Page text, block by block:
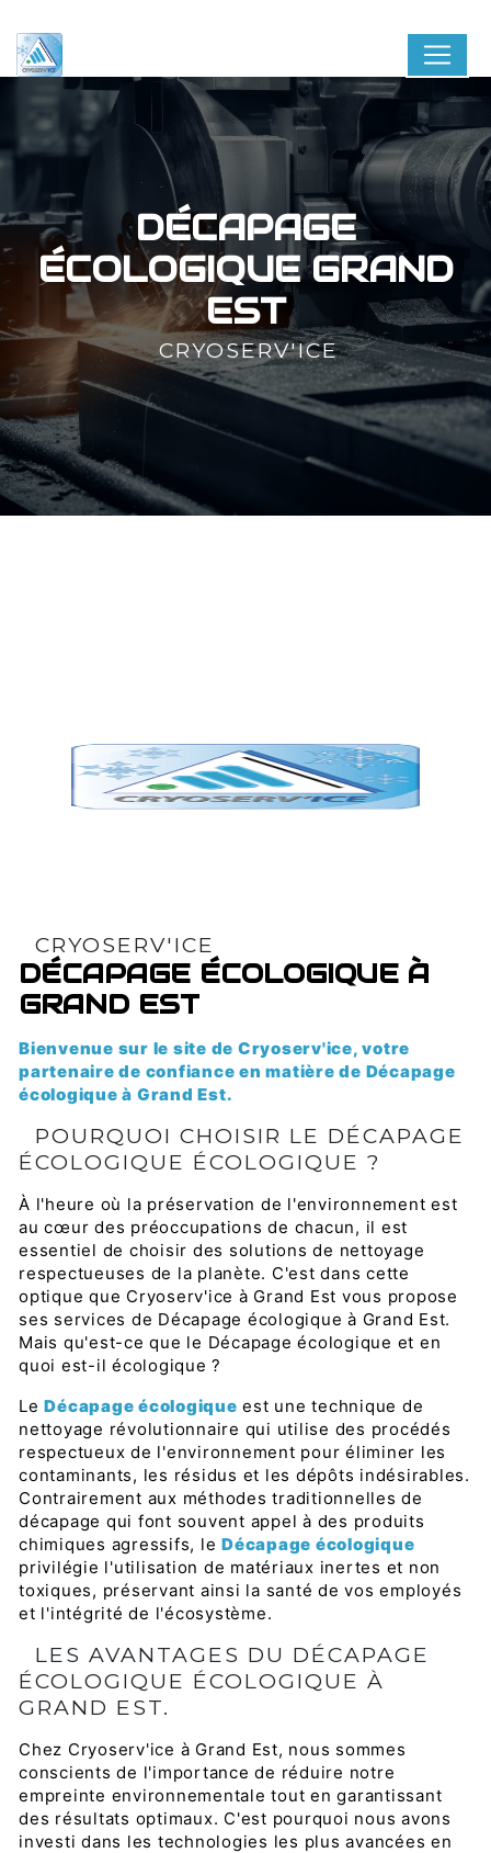
DÉCAPAGE
ÉCOLOGIQUE GRAND
EST
CRYOSERV'ICE
CRYOSERV'ICE
DÉCAPAGE ÉCOLOGIQUE À
GRAND EST
Bienvenue sur le site de Cryoserv'ice, votre
partenaire de confiance en matière de Décapage
écologique à Grand Est.
POURQUOI CHOISIR LE DÉCAPAGE
ÉCOLOGIQUE ÉCOLOGIQUE ?
À l'heure où la préservation de l'environnement est
au cœur des préoccupations de chacun, il est
essentiel de choisir des solutions de nettoyage
respectueuses de la planète. C'est dans cette
optique que Cryoserv'ice à Grand Est vous propose
ses services de Décapage écologique à Grand Est.
Mais qu'est-ce que le Décapage écologique et en
quoi est-il écologique ?
LeDécapage écologique est une technique de
nettoyage révolutionnaire qui utilise des procédés
respectueux de l'environnement pour éliminer les
contaminants, les résidus et les dépôts indésirables.
Contrairement aux méthodes traditionnelles de
décapage qui font souvent appel à des produits
chimiques agressifs, le Décapage écologique
privilégie l'utilisation de matériaux inertes et non
toxiques, préservant ainsi la santé de vos employés
et l'intégrité de l'écosystème.
LES AVANTAGES DU DÉCAPAGE
ÉCOLOGIQUE ÉCOLOGIQUE À
GRAND EST.
Chez Cryoserv'ice à Grand Est, nous sommes
conscients de l'importance de réduire notre
empreinte environnementale tout en garantissant
des résultats optimaux. C'est pourquoi nous avons
investi dans les technologies les plus avancées en